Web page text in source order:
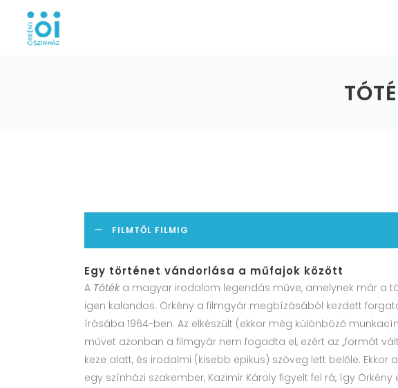
FILMTŐL FILMIG
Egy történet vándorlása a műfajok között
A Tótéka magyar irodalom legendás műve, amelynek már a
igen kalandos. Örkény a filmgyár megbízásából kezdett
írásába 1964-ben. Az elkészült (ekkor még különböző
művet azonban a filmgyár nem fogadta el, ezért az „formát
keze alatt, és irodalmi (kisebb epikus) szöveg lett belőle. Ekkor
egy színházi szakember, Kazimir Károly figyelt fel rá, így Örkény